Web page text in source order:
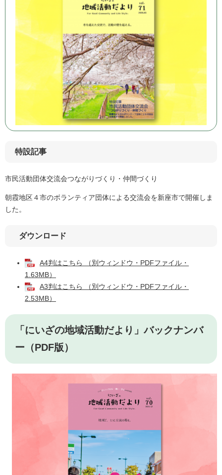
特設記事
市民活動団体交流会つながりづくり・仲間づくり
朝霞地区４市のボランティア団体による交流会を新座市で開催しま
した。
ダウンロード
A4判はこちら （別ウィンドウ・PDFファイル・
1.63MB）
A3判はこちら （別ウィンドウ・PDFファイル・
2.53MB）
「にいざの地域活動だより」バックナンバ
ー（PDF版）